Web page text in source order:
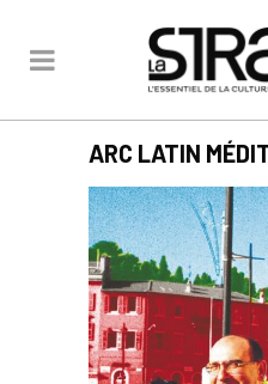
ARC LATIN